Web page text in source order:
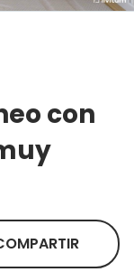
con